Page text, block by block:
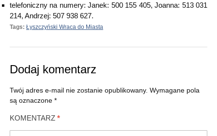
telefoniczny na numery: Janek: 500 155 405, Joanna: 513 031
214, Andrzej: 507 938 627.
Tags: Łyszczyński Wraca do Miasta
Dodaj komentarz
Twój adres e-mail nie zostanie opublikowany. Wymagane pola
są oznaczone *
KOMENTARZ *